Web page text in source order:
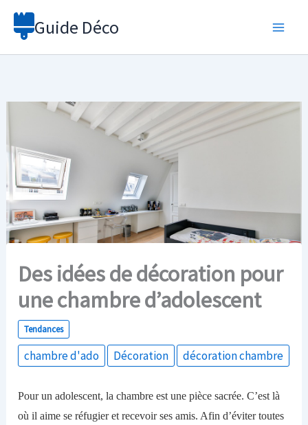
Aller
Guide Déco
Des idées de décoration pour
une chambre d’adolescent
Tendances
chambre d'ado Décoration décoration chambre
Pour un adolescent, la chambre est une pièce sacrée. C’est là
où il aime se réfugier et recevoir ses amis. Afin d’éviter toutes